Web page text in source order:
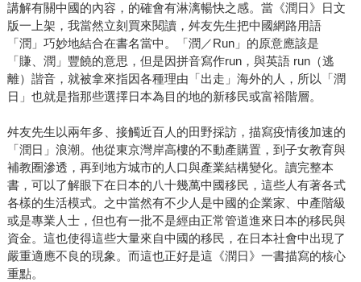
講解有關中國的內容，的確會有淋漓暢快之感。當《潤日》日文
版一上架，我當然立刻買來閱讀，舛友先生把中國網路用語
「潤」巧妙地結合在書名當中。「潤／Run」的原意應該是
「賺、潤」豐饒的意思，但是因拼音寫作run，與英語 run（逃
離）諧音，就被拿來指因各種理由「出走」海外的人，所以「潤
日」也就是指那些選擇日本為目的地的新移民或富裕階層。
舛友先生以兩年多、接觸近百人的田野採訪，描寫疫情後加速的
「潤日」浪潮。他從東京灣岸高樓的不動產購置，到子女教育與
補教圈滲透，再到地方城市的人口與產業結構變化。讀完整本
書，可以了解眼下在日本的八十幾萬中國移民，這些人有著各式
各樣的生活模式。之中當然有不少人是中國的企業家、中產階級
或是專業人士，但也有一批不是經由正常管道進來日本的移民與
資金。這也使得這些大量來自中國的移民，在日本社會中出現了
嚴重適應不良的現象。而這也正好是這《潤日》一書描寫的核心
重點。